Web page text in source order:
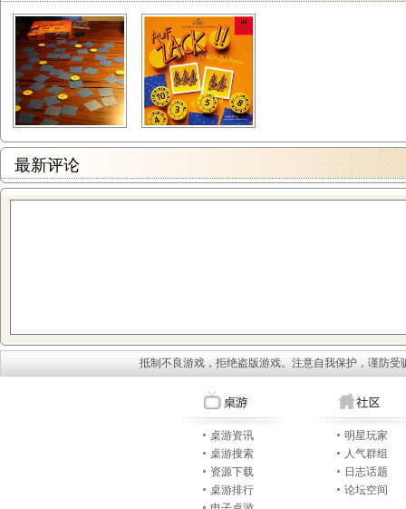
最新评论
抵制不良游戏，拒绝盗版游戏。注意自我保护，谨防
桌游资讯
桌游搜索
资源下载
桌游排行
明星玩家
人气群组
日志话题
论坛空间